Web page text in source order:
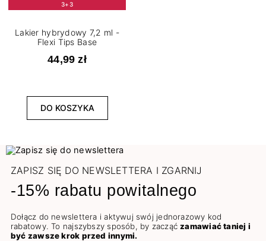
3+3
Lakier hybrydowy 7,2 ml -
Flexi Tips Base
44,99 zł
DO KOSZYKA
ZAPISZ SIĘ DO NEWSLETTERA I ZGARNIJ
-15% rabatu powitalnego
Dołącz do newslettera i aktywuj swój jednorazowy kod
rabatowy. To najszybszy sposób, by zacząćzamawiać taniej i
być zawsze krok przed innymi.